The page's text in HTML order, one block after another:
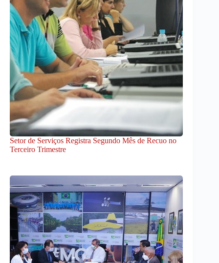
Setor de Serviços Registra Segundo Mês de Recuo no
Terceiro Trimestre